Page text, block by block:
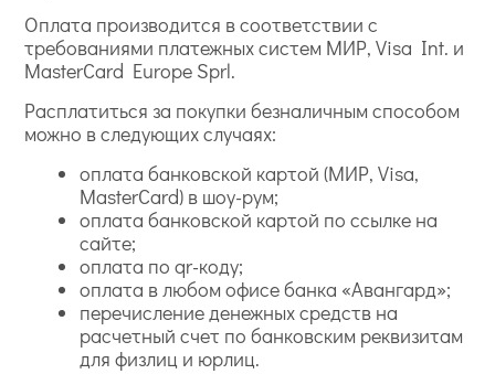
Оплата производится в соответствии с
требованиями платежных систем МИР, Visa Int. и
MasterCard Europe Sprl.
Расплатиться за покупки безналичным способом
можно в следующих случаях:
оплата банковской картой (МИР, Visa,
MasterCard) в шоу-рум;
оплата банковской картой по ссылке на
сайте;
оплата по qr-коду;
оплата в любом офисе банка «Авангард»;
перечисление денежных средств на
расчетный счет по банковским реквизитам
для физлиц и юрлиц.